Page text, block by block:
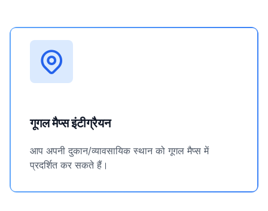
गूगल मैप्स इंटीग्रैयन
आप अपनी दुकान/व्यावसायिक स्थान को गूगल मैप्स में
प्रदर्शित कर सकते हैं।